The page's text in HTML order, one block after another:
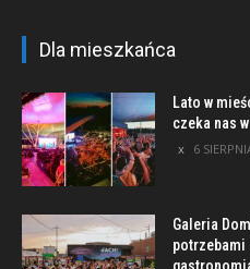
Dla mieszkańca
Lato w
czeka nas
6
Galeria
potrzebami